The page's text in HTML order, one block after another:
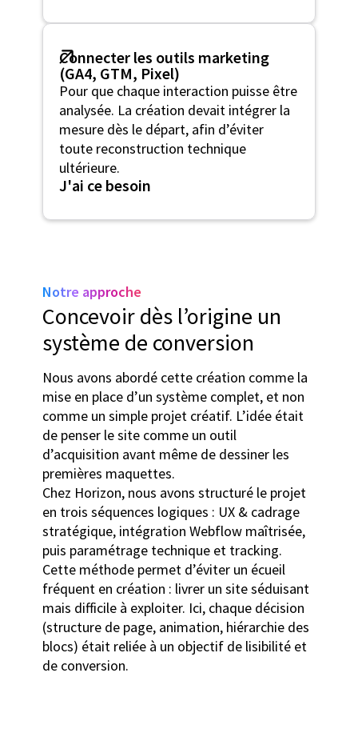
Connecter les outils marketing
(GA4, GTM, Pixel)
Pour que chaque interaction puisse être
analysée. La création devait intégrer la
mesure dès le départ, afin d’éviter
toute reconstruction technique
ultérieure.
J'ai ce besoin
Notre approche
Concevoir dès l’origine un
système de conversion
Nous avons abordé cette création comme la
mise en place d’un système complet, et non
comme un simple projet créatif. L’idée était
de penser le site comme un outil
d’acquisition avant même de dessiner les
premières maquettes.
Chez Horizon, nous avons structuré le projet
en trois séquences logiques : UX & cadrage
stratégique, intégration Webflow maîtrisée,
puis paramétrage technique et tracking.
Cette méthode permet d’éviter un écueil
fréquent en création : livrer un site séduisant
mais difficile à exploiter. Ici, chaque décision
(structure de page, animation, hiérarchie des
blocs) était reliée à un objectif de lisibilité et
de conversion.